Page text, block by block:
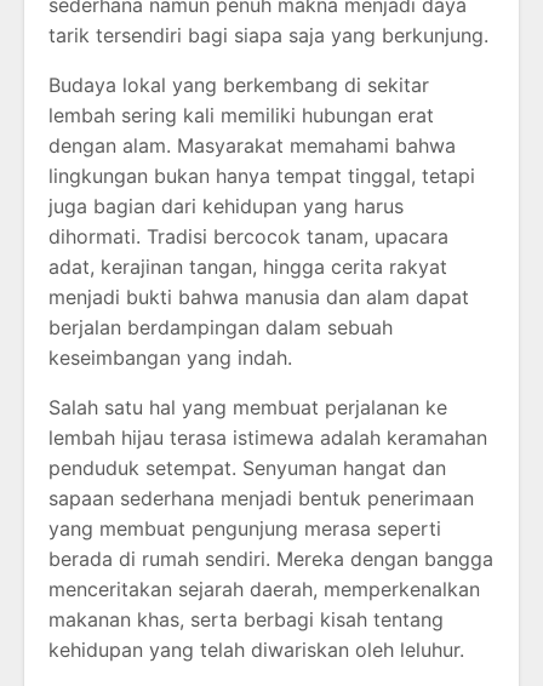
sederhana namun penuh makna menjadi daya
tarik tersendiri bagi siapa saja yang berkunjung.
Budaya lokal yang berkembang di sekitar
lembah sering kali memiliki hubungan erat
dengan alam. Masyarakat memahami bahwa
lingkungan bukan hanya tempat tinggal, tetapi
juga bagian dari kehidupan yang harus
dihormati. Tradisi bercocok tanam, upacara
adat, kerajinan tangan, hingga cerita rakyat
menjadi bukti bahwa manusia dan alam dapat
berjalan berdampingan dalam sebuah
keseimbangan yang indah.
Salah satu hal yang membuat perjalanan ke
lembah hijau terasa istimewa adalah keramahan
penduduk setempat. Senyuman hangat dan
sapaan sederhana menjadi bentuk penerimaan
yang membuat pengunjung merasa seperti
berada di rumah sendiri. Mereka dengan bangga
menceritakan sejarah daerah, memperkenalkan
makanan khas, serta berbagi kisah tentang
kehidupan yang telah diwariskan oleh leluhur.